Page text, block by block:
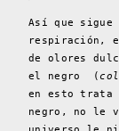
Así que
respiración,
de olores
el negro (
en esto trata
negro, no le